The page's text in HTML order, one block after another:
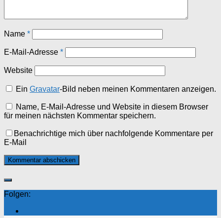
Name *
E-Mail-Adresse *
Website
EinGravatar-Bild neben meinen Kommentaren anzeigen.
Name, E-Mail-Adresse und Website in diesem Browser
für meinen nächsten Kommentar speichern.
Benachrichtige mich über nachfolgende Kommentare per
E-Mail
Folgen: